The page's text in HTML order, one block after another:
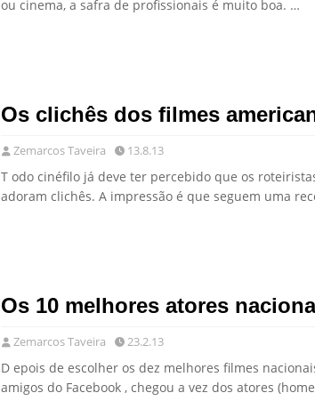
ou cinema, a safra de profissionais é muito boa. …
Os clichês dos filmes
Zemarcos Taveira 13.8.13
T odo cinéfilo já deve ter percebido que os
adoram clichês. A impressão é que seguem uma
Os 10 melhores atores
Zemarcos Taveira 23.2.13
D epois de escolher os dez melhores filmes
amigos do Facebook , chegou a vez dos atores